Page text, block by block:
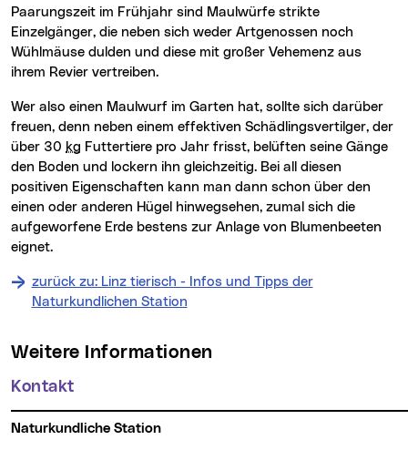
Paarungszeit im Frühjahr sind Maulwürfe strikte
Einzelgänger, die neben sich weder Artgenossen noch
Wühlmäuse dulden und diese mit großer Vehemenz aus
ihrem Revier vertreiben.
Wer also einen Maulwurf im Garten hat, sollte sich darüber
freuen, denn neben einem effektiven Schädlingsvertilger, der
über 30 kg Futtertiere pro Jahr frisst, belüften seine Gänge
den Boden und lockern ihn gleichzeitig. Bei all diesen
positiven Eigenschaften kann man dann schon über den
einen oder anderen Hügel hinwegsehen, zumal sich die
aufgeworfene Erde bestens zur Anlage von Blumenbeeten
eignet.
zurück zu: Linz tierisch - Infos und Tipps der
Naturkundlichen Station
Weitere Informationen
Kontakt
Naturkundliche Station